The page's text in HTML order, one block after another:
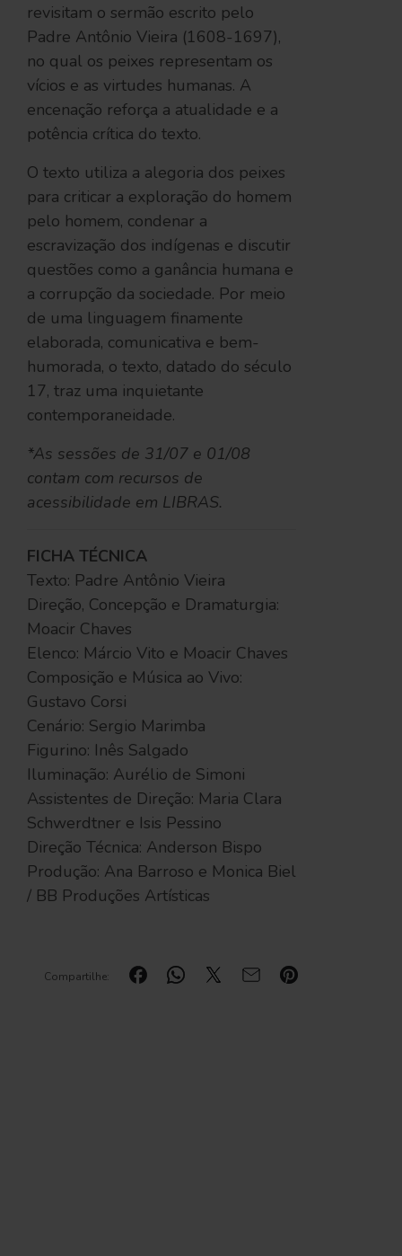
Compartilhe:
revisitam o sermão escrito pelo
Padre Antônio Vieira (1608-1697),
no qual os peixes representam os
vícios e as virtudes humanas. A
encenação reforça a atualidade e a
potência crítica do texto.
O texto utiliza a alegoria dos peixes
para criticar a exploração do homem
pelo homem, condenar a
escravização dos indígenas e discutir
questões como a ganância humana e
a corrupção da sociedade. Por meio
de uma linguagem finamente
elaborada, comunicativa e bem-
humorada, o texto, datado do século
17, traz uma inquietante
contemporaneidade.
*As sessões de 31/07 e 01/08
contam com recursos de
acessibilidade em LIBRAS.
FICHA TÉCNICA
Texto: Padre Antônio Vieira
Direção, Concepção e Dramaturgia:
Moacir Chaves
Elenco: Márcio Vito e Moacir Chaves
Composição e Música ao Vivo:
Gustavo Corsi
Cenário: Sergio Marimba
Figurino: Inês Salgado
Iluminação: Aurélio de Simoni
Assistentes de Direção: Maria Clara
Schwerdtner e Isis Pessino
Direção Técnica: Anderson Bispo
Produção: Ana Barroso e Monica Biel
/ BB Produções Artísticas